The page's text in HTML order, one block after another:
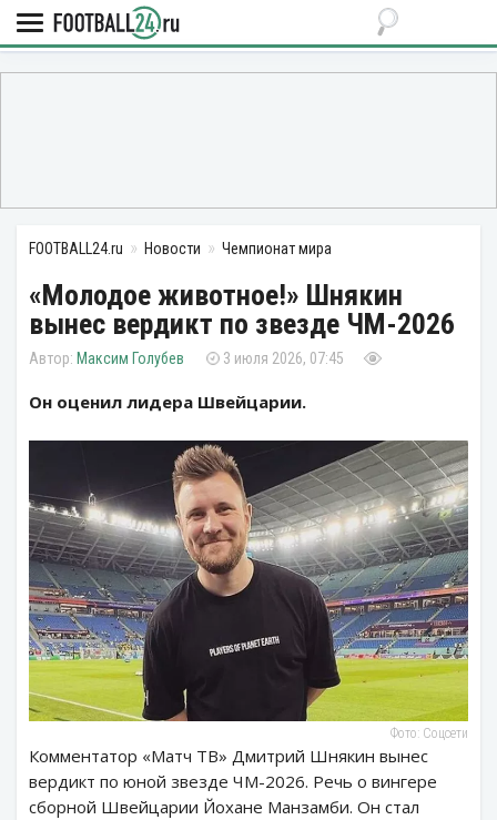
FOOTBALL24.ru Новости Чемпионат мира
«Молодое животное!» Шнякин
вынес вердикт по звезде ЧМ-2026
Максим Голубев 3 июля 2026, 07:45
Он оценил лидера Швейцарии.
Фото: Соцсети
Комментатор «Матч ТВ» Дмитрий Шнякин вынес
вердикт по юной звезде ЧМ-2026. Речь о вингере
сборной Швейцарии Йохане Манзамби. Он стал